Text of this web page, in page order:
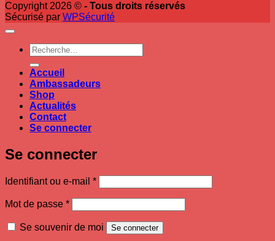
Copyright 2026 © - Tous droits réservés
Sécurisé par WPSécurité
Recherche
pour :
Accueil
Ambassadeurs
Shop
Actualités
Contact
Se connecter
Se connecter
Identifiant ou e-mail *Obligatoire
Mot de passe *Obligatoire
Se souvenir de moi Se connecter